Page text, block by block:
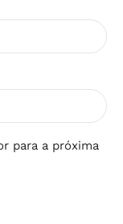
para a próxima